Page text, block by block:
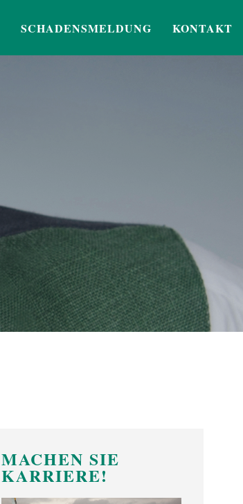
SCHADENSMELDUNG KONTAKT
MACHEN SIE
KARRIERE!